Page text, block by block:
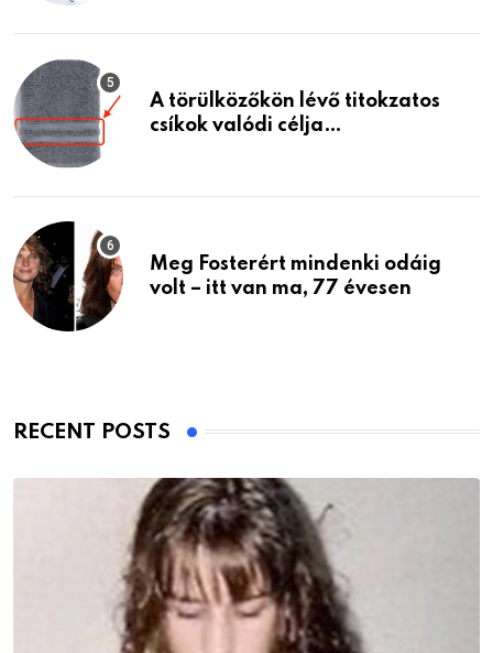
A törülközőkön lévő titokzatos
csíkok valódi célja…
Meg Fosterért mindenki odáig
volt – itt van ma, 77 évesen
RECENT POSTS